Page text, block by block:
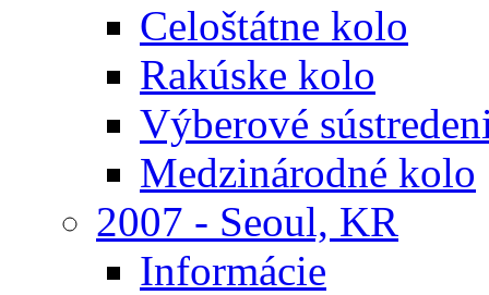
Celoštátne kolo
Rakúske kolo
Výberové
Medzinárodné kolo
2007 - Seoul, KR
Informácie